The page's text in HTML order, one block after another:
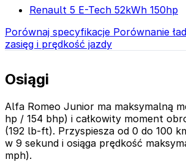
Renault 5 E-Tech 52kWh 150hp
Porównaj specyfikacje Porównanie
zasięg i prędkość jazdy
Osiągi
Alfa Romeo Junior ma maksymalną
hp / 154 bhp) i całkowity moment
(192 lb-ft). Przyspiesza od 0 do 100
w 9 sekund i osiąga prędkość
mph).